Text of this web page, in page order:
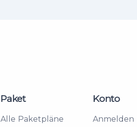
Paket
Alle Paketpläne
Konto
Anmelden